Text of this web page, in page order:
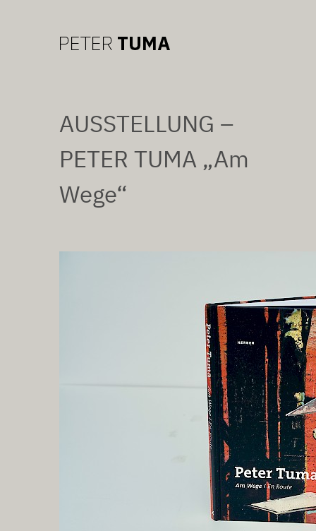
AUSSTELLUNG –
PETER TUMA „Am
Wege“